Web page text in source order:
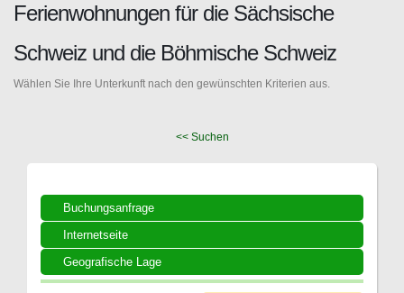
Ferienwohnungen für die Sächsische
Schweiz und die Böhmische Schweiz
Wählen Sie Ihre Unterkunft nach den gewünschten Kriterien aus.
<< Suchen
Buchungsanfrage
Internetseite
Geografische Lage